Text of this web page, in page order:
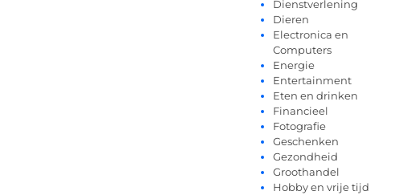
Dienstverlening
Dieren
Electronica en
Computers
Energie
Entertainment
Eten en drinken
Financieel
Fotografie
Geschenken
Gezondheid
Groothandel
Hobby en vrije tijd